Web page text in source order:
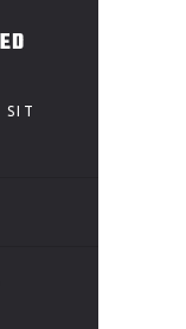
SIT